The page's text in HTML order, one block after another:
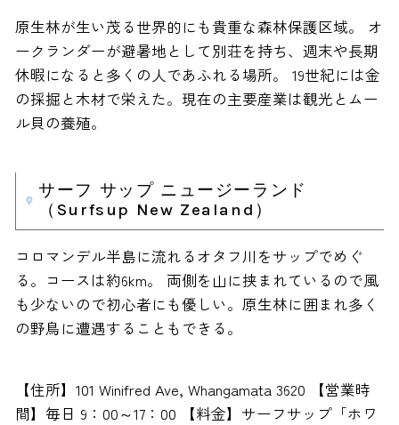
原生林が生い茂る世界的にも貴重な森林保護区域。 オ
ークランダーが避暑地として別荘を持ち、週末や長期
休暇になると多くの人であふれる場所。 19世紀には金
の採掘と木材で栄えた。現在の主要産業は観光とムー
ル貝の養殖。
サーフ サップ ニュージーランド
（Surfsup New Zealand）
コロマンデル半島に流れるオタフ川をサップでめぐ
る。コースは約6km。 両側を山に挟まれているので風
も少ないので初心者にも優しい。原生林に囲まれ多く
の野鳥に遭遇することもできる。
【住所】101 Winifred Ave, Whangamata 3620 【営業時
間】毎日 9：00～17：00 【料金】サーフサップ「ホワ